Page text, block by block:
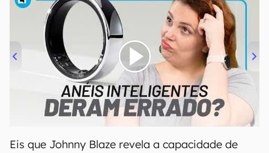
00:00/21:11
Eis que Johnny Blaze revela a capacidade de